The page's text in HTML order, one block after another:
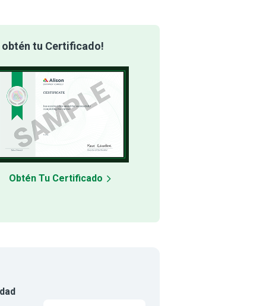
obtén tu Certificado!
Obtén Tu Certificado